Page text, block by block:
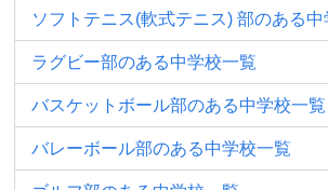
ソフトテニス(軟式テニス) 部のある中
ラグビー部のある中学校一覧
バスケットボール部のある中学校一覧
バレーボール部のある中学校一覧